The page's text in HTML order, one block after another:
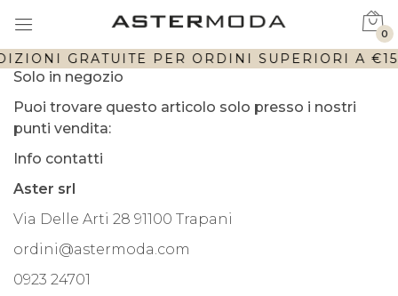
GRATUITE PER ORDINI SUPERIORI A
0
Solo in negozio
Puoi trovare questo articolo solo presso i nostri
punti vendita:
Info contatti
Aster srl
Via Delle Arti 28 91100 Trapani
ordini@astermoda.com
0923 24701